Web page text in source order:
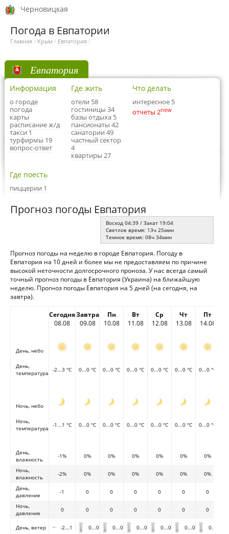
Черновицкая
Погода в Евпатории
Главная / Крым / Евпатория /
Евпатория
Информация
о городе
погода
карты
расписание ж/д
такси 1
турфирмы 19
вопрос-ответ
Где жить
отели 58
гостиницы 34
базы отдыха 5
пансионаты 42
санатории 49
частный сектор
4
квартиры 27
Что делать
интересное 5
отчеты 2new
Где поесть
пиццерии 1
Прогноз погоды Евпатория
Восход 04:39 / Закат 19:04
Светлое время: 13ч 25мин
Темное время: 08ч 34мин
Прогноз погоды на неделю в городе Евпатория. Погоду в
Евпатория на 10 дней и более мы не предоставляем по причине
высокой неточности долгосрочного проноза. У нас всегда самый
точный прогноз погоды в Евпатория (Украина) на ближайшую
неделю. Прогноз погоды Евпатория на 5 дней (на сегодня, на
завтра).
Сегодня
08.08
Завтра
09.08
Пн
10.08
Вт
11.08
Ср
12.08
Чт
13.08
Пт
14.08
День, небо
День,
температура
-2...3 °C 0...0 °C 0...0 °C 0...0 °C 0...0 °C 0...0 °C 0...0 °C
Ночь, небо
Ночь,
температура
-1...1 °C 0...0 °C 0...0 °C 0...0 °C 0...0 °C 0...0 °C 0...0 °C
День,
влажность
-1% 0% 0% 0% 0% 0%
0%
Ночь,
влажность
-2% 0% 0% 0% 0% 0%
0%
День,
давление
-1 0 0 0 0 0
0
Ночь,
давление
0 0 0 0 0 0 0
День, ветер -2...1 0...0 0...0 0...0 0...0 0...0 0...0